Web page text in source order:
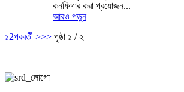
কনফিগার করা প্রয়োজন...
আরও পড়ুন
১2পরবর্তী >>> পৃষ্ঠা ১ / ২